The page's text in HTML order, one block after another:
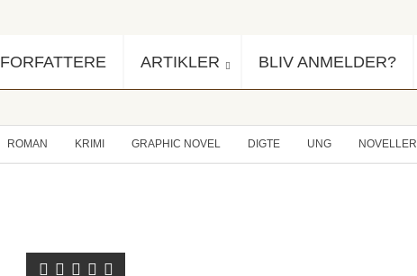
FORFATTERE ARTIKLER BLIV ANMELDER?
ROMAN KRIMI GRAPHIC NOVEL DIGTE UNG NOVELLER